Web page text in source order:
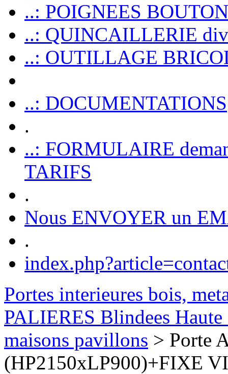
..: POIGNEES
..: QUINCAILLERIE
..: OUTILLAGE
..: DOCUMENTATIONS
.
..: FORMULAIRE
TARIFS
.
Nous ENVOYER un
.
Portes interieures bois,
PALIERES Blindees
maisons pavillons > Porte
(HP2150xLP900)+FIXE